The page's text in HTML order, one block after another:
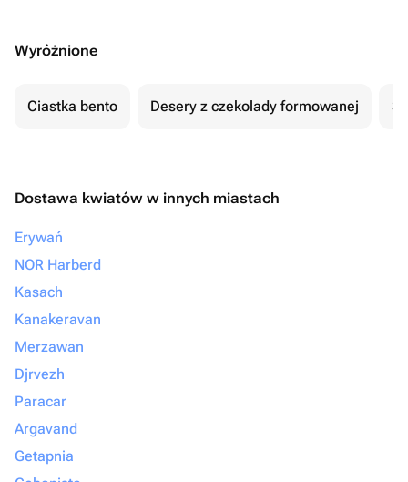
Wyróżnione
Ciastka bento Desery z czekolady formowanej
Dostawa kwiatów w innych miastach
Erywań
NOR Harberd
Kasach
Kanakeravan
Merzawan
Djrvezh
Paracar
Argavand
Getapnia